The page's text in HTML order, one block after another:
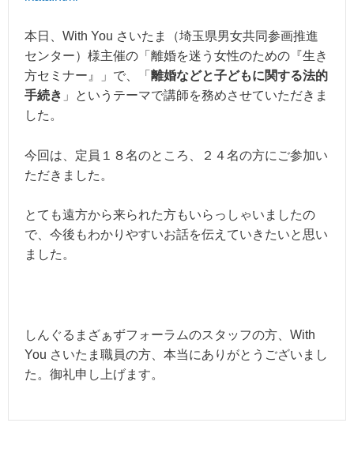
本日、With You さいたま（埼玉県男女共同参画推進
センター）様主催の「離婚を迷う女性のための『生き
方セミナー』」で、「 離婚などと子どもに関する法的
手続き 」というテーマで講師を務めさせていただきま
した。
今回は、定員１８名のところ、２４名の方にご参加い
ただきました。
とても遠方から来られた方もいらっしゃいましたの
で、今後もわかりやすいお話を伝えていきたいと思い
ました。
しんぐるまざぁずフォーラムのスタッフの方、With
You さいたま職員の方、本当にありがとうございまし
た。御礼申し上げます。